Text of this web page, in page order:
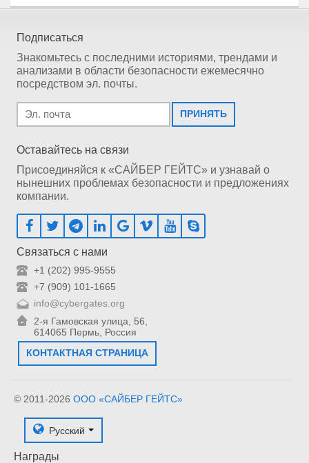
Подписаться
Знакомьтесь с последними историями, трендами и
анализами в области безопасности ежемесячно
посредством эл. почты.
ПРИНЯТЬ
Оставайтесь на связи
Присоединяйся к «САЙБЕР ГЕЙТС» и узнавай о
нынешних проблемах безопасности и предложениях
компании.
Связаться с нами
+1 (202) 995-9555
+7 (909) 101-1665
info@cybergates.org
2-я Гамовская улица, 56,
614065 Пермь, Россия
КОНТАКТНАЯ СТРАНИЦА
© 2011-2026 ООО «САЙБЕР ГЕЙТС»
Русский
Награды